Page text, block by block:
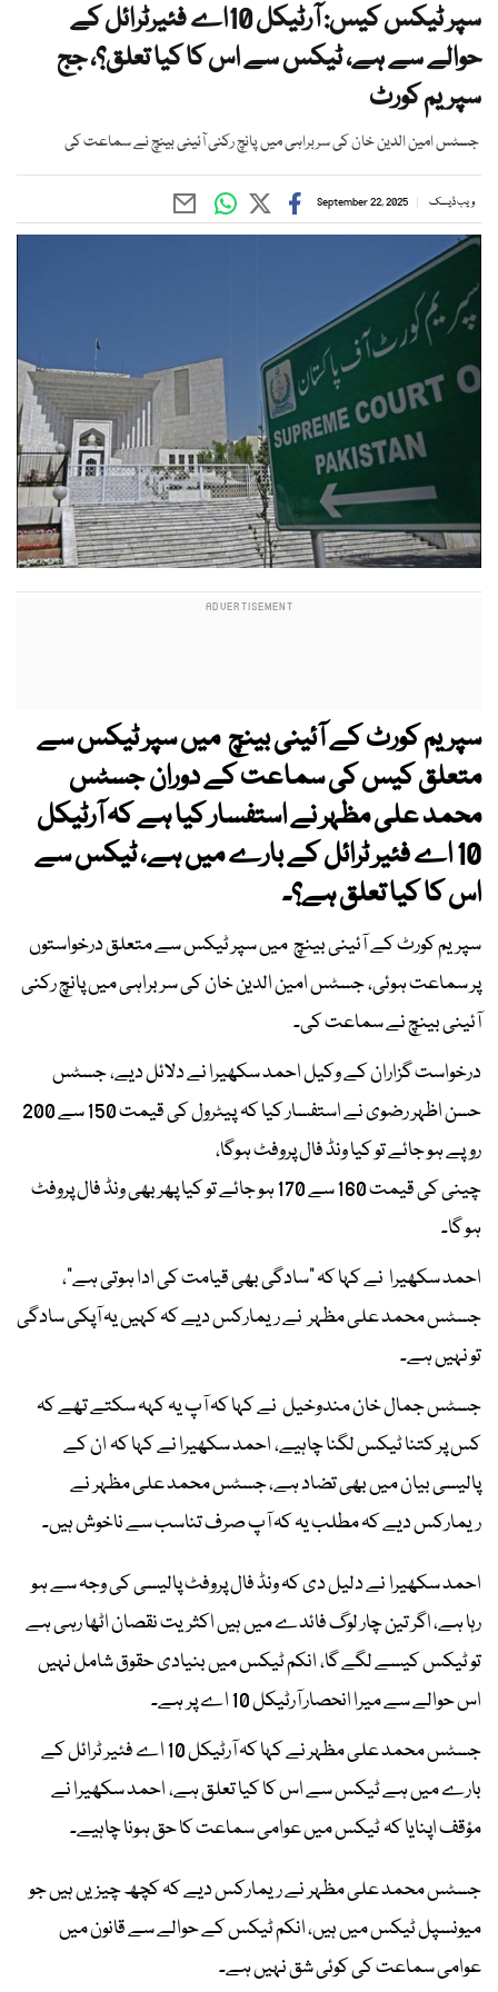
سپر ٹیکس کیس: آرٹیکل 10اے فئیرٹرائل کے
حوالے سے ہے، ٹیکس سے اس کا کیا تعلق؟، جج
سپریم کورٹ
جسٹس امین الدین خان کی سربراہی میں پانچ رکنی آئینی بینچ نے سماعت کی
ویب ڈیسک September 22, 2025
سپریم کورٹ کے آئینی بینچ میں سپر ٹیکس سے
متعلق کیس کی سماعت کے دوران جسٹس
محمد علی مظہر نے استفسار کیا ہے کہ آرٹیکل
10 اے فئیر ٹرائل کے بارے میں ہے، ٹیکس سے
اس کا کیا تعلق ہے؟۔
سپریم کورٹ کے آئینی بینچ میں سپر ٹیکس سے متعلق درخواستوں
پر سماعت ہوئی، جسٹس امین الدین خان کی سربراہی میں پانچ رکنی
آئینی بینچ نے سماعت کی۔
درخواست گزاران کے وکیل احمد سکھیرا نے دلائل دیے، جسٹس
حسن اظہر رضوی نے استفسار کیا کہ پیٹرول کی قیمت 150 سے 200
روپے ہو جائے تو کیا ونڈ فال پروفٹ ہوگا،
چینی کی قیمت 160 سے 170 ہو جائے تو کیا پھر بھی ونڈ فال پروفٹ
ہو گا۔
احمد سکھیرا نے کہا کہ "سادگی بھی قیامت کی ادا ہوتی ہے"،
جسٹس محمد علی مظہر نے ریمارکس دیے کہ کہیں یہ آپکی سادگی
تو نہیں ہے۔
جسٹس جمال خان مندوخیل نے کہا کہ آپ یہ کہہ سکتے تھے کہ
کس پر کتنا ٹیکس لگنا چاہیے، احمد سکھیرا نے کہا کہ ان کے
پالیسی بیان میں بھی تضاد ہے، جسٹس محمد علی مظہر نے
ریمارکس دیے کہ مطلب یہ کہ آپ صرف تناسب سے ناخوش ہیں۔
احمد سکھیرا نے دلیل دی کہ ونڈ فال پروفٹ پالیسی کی وجہ سے ہو
رہا ہے، اگر تین چار لوگ فائدے میں ہیں اکثریت نقصان اٹھا رہی ہے
تو ٹیکس کیسے لگے گا، انکم ٹیکس میں بنیادی حقوق شامل نہیں
اس حوالے سے میرا انحصار آرٹیکل 10 اے پر ہے۔
جسٹس محمد علی مظہر نے کہا کہ آرٹیکل 10 اے فئیر ٹرائل کے
بارے میں ہے ٹیکس سے اس کا کیا تعلق ہے، احمد سکھیرا نے
مؤقف اپنایا کہ ٹیکس میں عوامی سماعت کا حق ہونا چاہیے۔
جسٹس محمد علی مظہر نے ریمارکس دیے کہ کچھ چیزیں ہیں جو
میونسپل ٹیکس میں ہیں، انکم ٹیکس کے حوالے سے قانون میں
عوامی سماعت کی کوئی شق نہیں ہے۔